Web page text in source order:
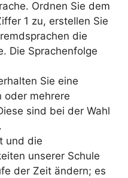
Ordnen Sie dem
1 zu, erstellen Sie
die
Die Sprachenfolge
Sie eine
oder mehrere
sind bei der Wahl
und die
unserer Schule
der Zeit ändern; es